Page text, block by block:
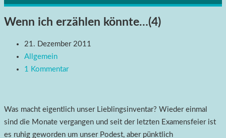
Wenn ich erzählen könnte…(4)
21. Dezember 2011
Allgemein
1 Kommentar
Was macht eigentlich unser Lieblingsinventar? Wieder einmal
sind die Monate vergangen und seit der letzten Examensfeier ist
es ruhig geworden um unser Podest, aber pünktlich